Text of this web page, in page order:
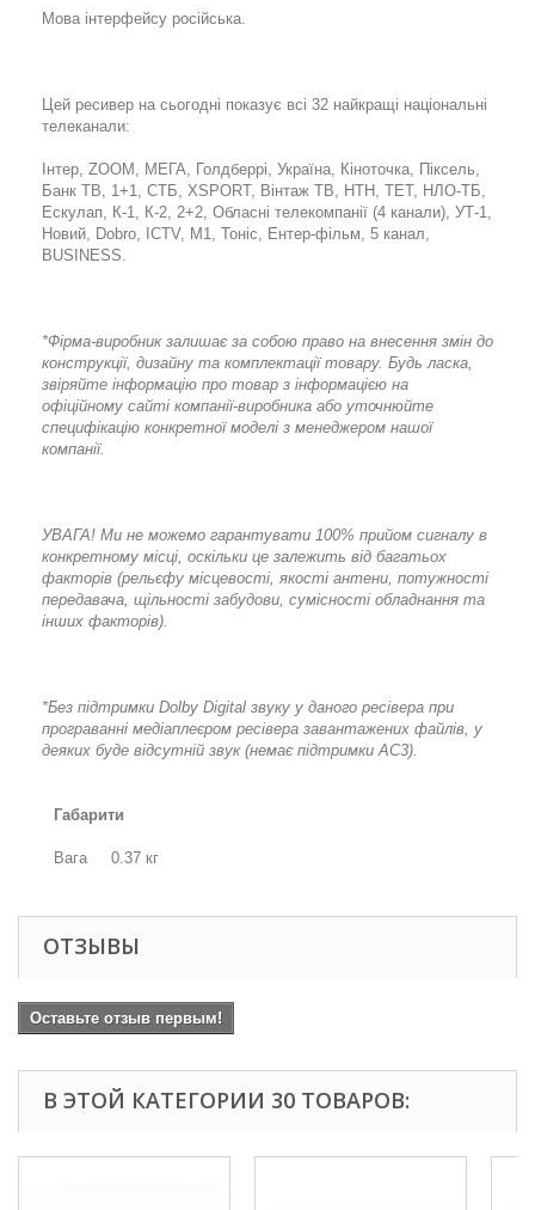
Мова інтерфейсу російська.
Цей ресивер на сьогодні показує всі 32 найкращі національні
телеканали:
Інтер, ZOOM, МЕГА, Голдберрі, Україна, Кіноточка, Піксель,
Банк ТВ, 1+1, СТБ, ХSPORT, Вінтаж ТВ, НТН, ТЕТ, НЛО-ТБ,
Ескулап, К-1, К-2, 2+2, Обласні телекомпанії (4 канали), УТ-1,
Новий, Dobro, ICTV, M1, Тоніс, Ентер-фільм, 5 канал,
BUSINESS.
*Фірма-виробник залишає за собою право на внесення змін до
конструкції, дизайну та комплектації товару. Будь ласка,
звіряйте інформацію про товар з інформацією на
офіційному сайті компанії-виробника або уточнюйте
специфікацію конкретної моделі з менеджером нашої
компанії.
УВАГА! Ми не можемо гарантувати 100% прийом сигналу в
конкретному місці, оскільки це залежить від багатьох
факторів (рельєфу місцевості, якості антени, потужності
передавача, щільності забудови, сумісності обладнання та
інших факторів).
*Без підтримки Dolby Digital звуку у даного ресівера при
програванні медіаплеєром ресівера завантажених файлів, у
деяких буде відсутній звук (немає підтримки AC3).
Габарити
Вага 0.37 кг
ОТЗЫВЫ
Оставьте отзыв первым!
В ЭТОЙ КАТЕГОРИИ 30 ТОВАРОВ: